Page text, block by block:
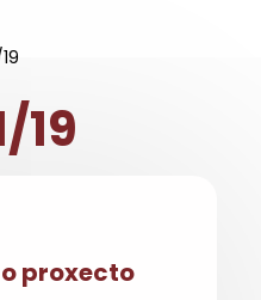
19
proxecto